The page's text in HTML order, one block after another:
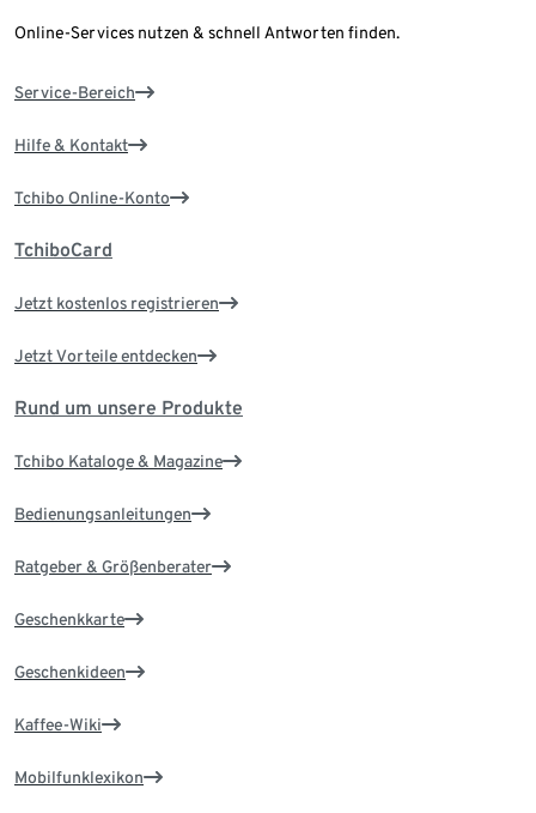
Online-Services nutzen & schnell Antworten finden.
Service-Bereich
Hilfe & Kontakt
Tchibo Online-Konto
TchiboCard
Jetzt kostenlos registrieren
Jetzt Vorteile entdecken
Rund um unsere Produkte
Tchibo Kataloge & Magazine
Bedienungsanleitungen
Ratgeber & Größenberater
Geschenkkarte
Geschenkideen
Kaffee-Wiki
Mobilfunklexikon